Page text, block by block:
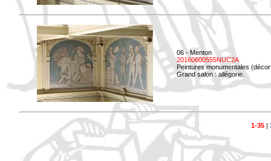
06 - Menton
20160600555NUC2A
Peintures monumentales
Grand salon : allégorie.
1-35|